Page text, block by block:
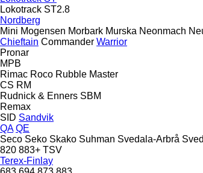
Lokotrack ST2.8
Nordberg
Mini Mogensen Morbark Murska Neonmach
Chieftain Commander Warrior
Pronar
MPB
Rimac Roco Rubble Master
CS RM
Rudnick & Enners SBM
Remax
SID Sandvik
QA QE
Seco Seko Skako Suhman Svedala-Arbrå
820 883+ TSV
Terex-Finlay